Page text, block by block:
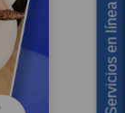
Servicios en línea